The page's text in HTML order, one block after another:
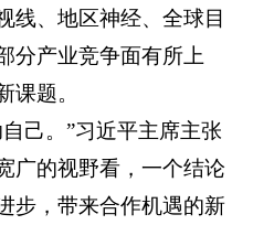
线、地区神经、全球目
分产业竞争面有所上
课题。
己。”习近平主席主张
广的视野看，一个结论
步，带来合作机遇的新